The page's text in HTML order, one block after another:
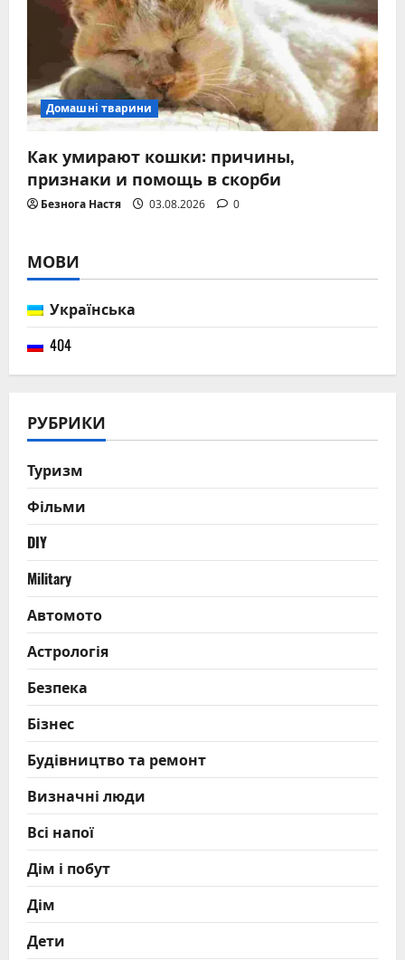
Домашні тварини
Как умирают кошки: причины,
признаки и помощь в скорби
Безнога Настя 03.08.2026 0
МОВИ
Українська
404
РУБРИКИ
Туризм
Фільми
DIY
Military
Автомото
Астрологія
Безпека
Бізнес
Будівництво та ремонт
Визначні люди
Всі напої
Дім і побут
Дім
Дети